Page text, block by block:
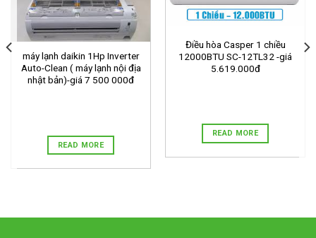
máy lạnh daikin 1Hp Inverter
Auto-Clean ( máy lạnh nội địa
nhật bản)-giá 7 500 000đ
READ MORE
Điều hòa Casper 1 chiều
12000BTU SC-12TL32 -giá
5.619.000đ
READ MORE